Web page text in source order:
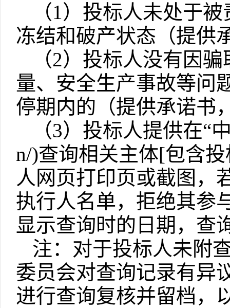
（1）投标人未处于
冻结和破产状态（提供
（2）投标人没有因
量、安全生产事故等问
停期内的（提供承诺书
（3）投标人提供在“
n/)查询相关主体[包含
人网页打印页或截图，
执行人名单，拒绝其参
显示查询时的 日期 ，查
注： 对于投标人未附
委员会对查询记录有异
进行查询复核并留档，